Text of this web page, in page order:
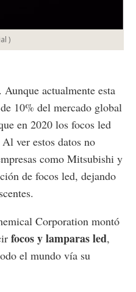
)
actualmente esta
10% del mercado global
en 2020 los focos led
Al ver estos datos no
como Mitsubishi y
de focos led, dejando
Corporation montó
focos y lamparas led,
el mundo vía su